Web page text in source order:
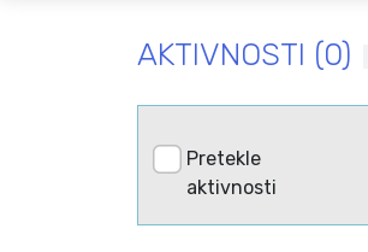
AKTIVNOSTI (0)
Pretekle
aktivnosti